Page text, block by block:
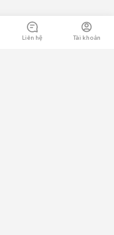
Liên hệ Tài khoản